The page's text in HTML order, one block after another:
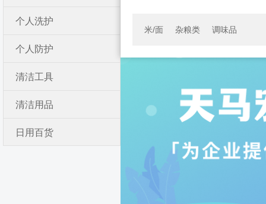
个人洗护
个人防护
清洁工具
清洁用品
日用百货
米/面 杂粮类 调味品